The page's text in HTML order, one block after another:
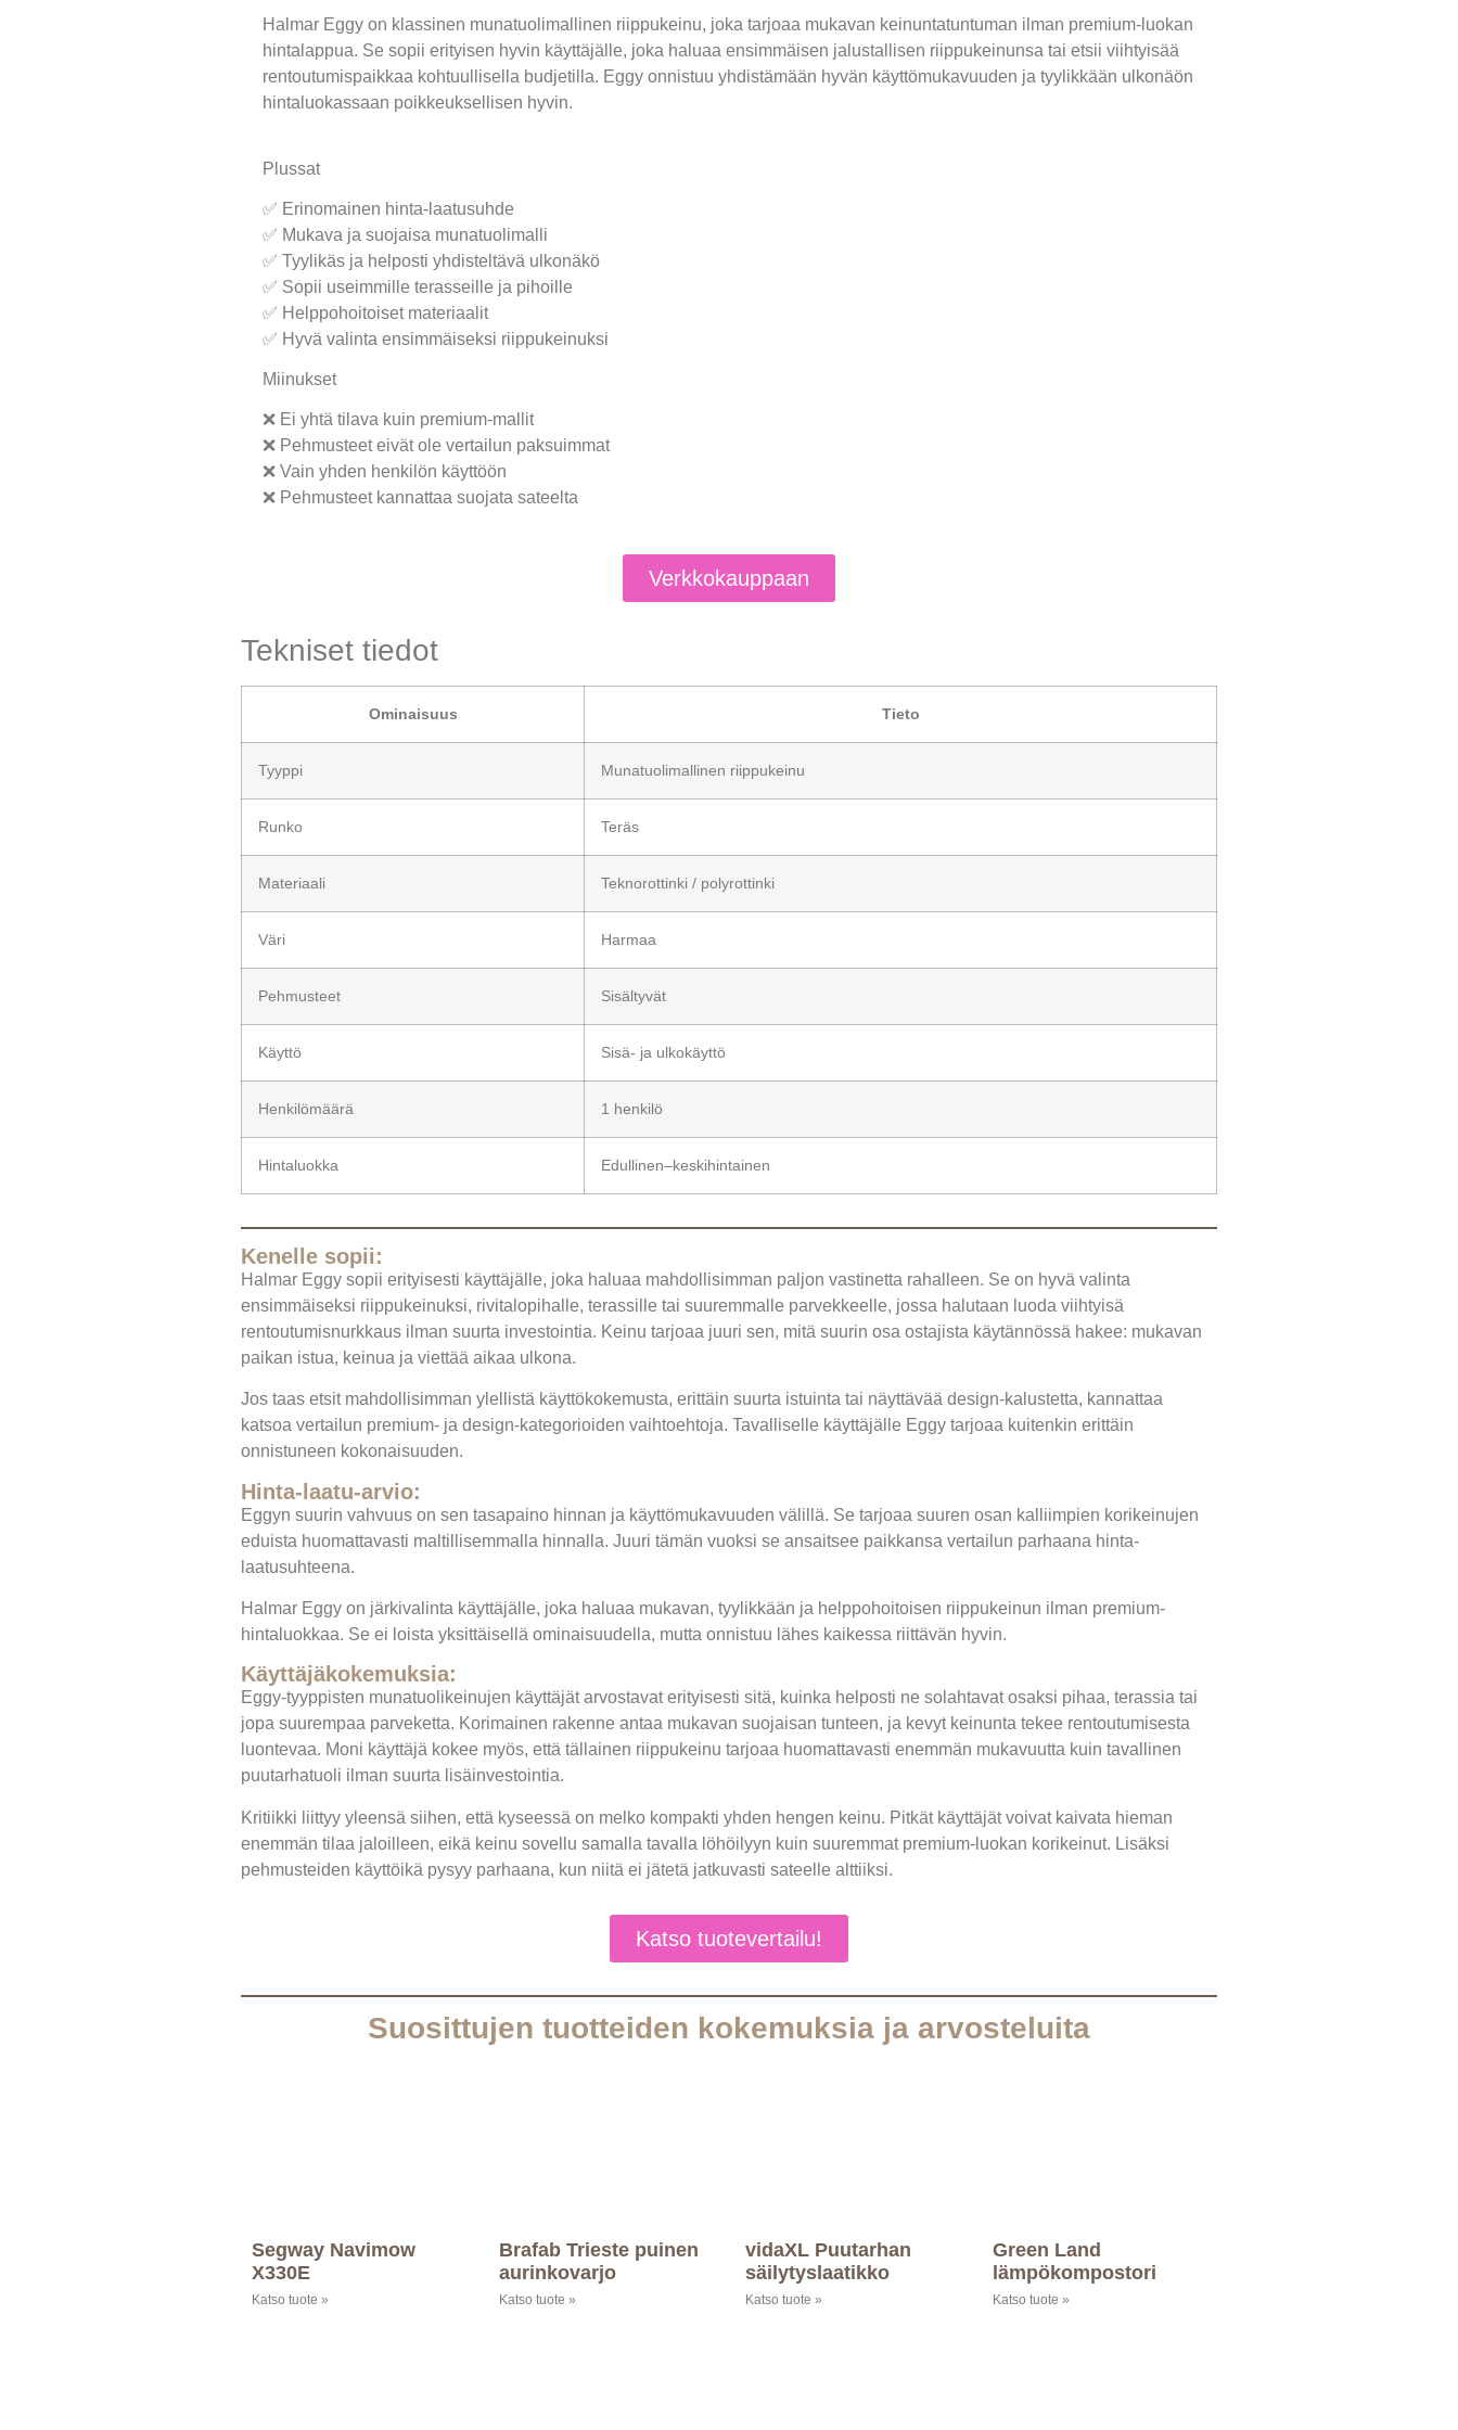
Halmar Eggy on klassinen munatuolimallinen riippukeinu, joka tarjoaa mukavan keinuntatuntuman ilman premium-luokan
hintalappua. Se sopii erityisen hyvin käyttäjälle, joka haluaa ensimmäisen jalustallisen riippukeinunsa tai etsii viihtyisää
rentoutumispaikkaa kohtuullisella budjetilla. Eggy onnistuu yhdistämään hyvän käyttömukavuuden ja tyylikkään ulkonäön
hintaluokassaan poikkeuksellisen hyvin.
Plussat
✅ Erinomainen hinta-laatusuhde
✅ Mukava ja suojaisa munatuolimalli
✅ Tyylikäs ja helposti yhdisteltävä ulkonäkö
✅ Sopii useimmille terasseille ja pihoille
✅ Helppohoitoiset materiaalit
✅ Hyvä valinta ensimmäiseksi riippukeinuksi
Miinukset
❌ Ei yhtä tilava kuin premium-mallit
❌ Pehmusteet eivät ole vertailun paksuimmat
❌ Vain yhden henkilön käyttöön
❌ Pehmusteet kannattaa suojata sateelta
Verkkokauppaan
Tekniset tiedot
Ominaisuus Tieto
Tyyppi Munatuolimallinen riippukeinu
Runko Teräs
Materiaali Teknorottinki / polyrottinki
Väri Harmaa
Pehmusteet Sisältyvät
Käyttö Sisä- ja ulkokäyttö
Henkilömäärä 1 henkilö
Hintaluokka Edullinen–keskihintainen
Kenelle sopii:
Halmar Eggy sopii erityisesti käyttäjälle, joka haluaa mahdollisimman paljon vastinetta rahalleen. Se on hyvä valinta
ensimmäiseksi riippukeinuksi, rivitalopihalle, terassille tai suuremmalle parvekkeelle, jossa halutaan luoda viihtyisä
rentoutumisnurkkaus ilman suurta investointia. Keinu tarjoaa juuri sen, mitä suurin osa ostajista käytännössä hakee: mukavan
paikan istua, keinua ja viettää aikaa ulkona.
Jos taas etsit mahdollisimman ylellistä käyttökokemusta, erittäin suurta istuinta tai näyttävää design-kalustetta, kannattaa
katsoa vertailun premium- ja design-kategorioiden vaihtoehtoja. Tavalliselle käyttäjälle Eggy tarjoaa kuitenkin erittäin
onnistuneen kokonaisuuden.
Hinta-laatu-arvio:
Eggyn suurin vahvuus on sen tasapaino hinnan ja käyttömukavuuden välillä. Se tarjoaa suuren osan kalliimpien korikeinujen
eduista huomattavasti maltillisemmalla hinnalla. Juuri tämän vuoksi se ansaitsee paikkansa vertailun parhaana hinta-
laatusuhteena.
Halmar Eggy on järkivalinta käyttäjälle, joka haluaa mukavan, tyylikkään ja helppohoitoisen riippukeinun ilman premium-
hintaluokkaa. Se ei loista yksittäisellä ominaisuudella, mutta onnistuu lähes kaikessa riittävän hyvin.
Käyttäjäkokemuksia:
Eggy-tyyppisten munatuolikeinujen käyttäjät arvostavat erityisesti sitä, kuinka helposti ne solahtavat osaksi pihaa, terassia tai
jopa suurempaa parveketta. Korimainen rakenne antaa mukavan suojaisan tunteen, ja kevyt keinunta tekee rentoutumisesta
luontevaa. Moni käyttäjä kokee myös, että tällainen riippukeinu tarjoaa huomattavasti enemmän mukavuutta kuin tavallinen
puutarhatuoli ilman suurta lisäinvestointia.
Kritiikki liittyy yleensä siihen, että kyseessä on melko kompakti yhden hengen keinu. Pitkät käyttäjät voivat kaivata hieman
enemmän tilaa jaloilleen, eikä keinu sovellu samalla tavalla löhöilyyn kuin suuremmat premium-luokan korikeinut. Lisäksi
pehmusteiden käyttöikä pysyy parhaana, kun niitä ei jätetä jatkuvasti sateelle alttiiksi.
Katso tuotevertailu!
Suosittujen tuotteiden kokemuksia ja arvosteluita
Segway Navimow
X330E
Katso tuote »
Brafab Trieste puinen
aurinkovarjo
Katso tuote »
vidaXL Puutarhan
säilytyslaatikko
Katso tuote »
Green Land
lämpökompostori
Katso tuote »